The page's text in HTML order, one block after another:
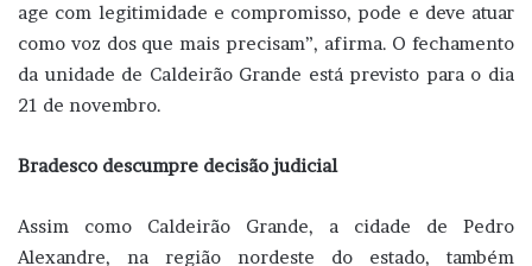
age com legitimidade e compromisso, pode e deve atuar
como voz dos que mais precisam”, afirma. O fechamento
da unidade de Caldeirão Grande está previsto para o dia
21 de novembro.
Bradesco descumpre decisão judicial
Assim como Caldeirão Grande, a cidade de Pedro
Alexandre, na região nordeste do estado, também